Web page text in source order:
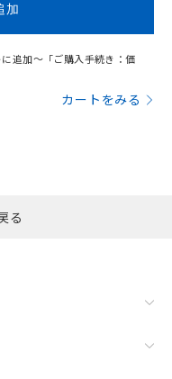
加
追加～「ご購入手続き：価
カートをみる
る